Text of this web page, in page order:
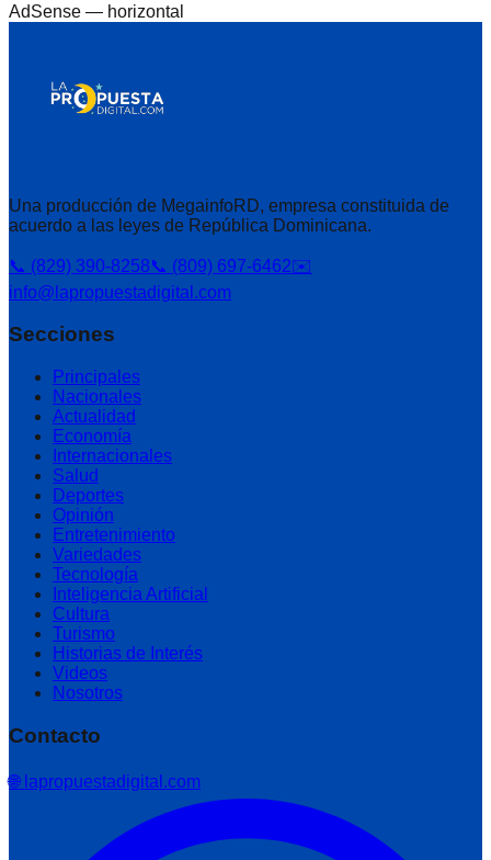
AdSense — horizontal
Una producción de MegainfoRD, empresa constituida de
acuerdo a las leyes de República Dominicana.
📞 (829) 390-8258📞 (809) 697-6462✉️
info@lapropuestadigital.com
Secciones
Principales
Nacionales
Actualidad
Economía
Internacionales
Salud
Deportes
Opinión
Entretenimiento
Variedades
Tecnología
Inteligencia Artificial
Cultura
Turismo
Historias de Interés
Videos
Nosotros
Contacto
🌐 lapropuestadigital.com